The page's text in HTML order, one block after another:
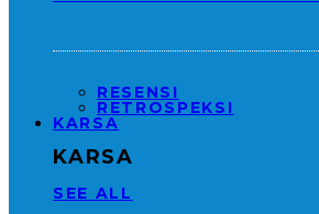
RESENSI
RETROSPEKSI
KARSA
KARSA
SEE ALL